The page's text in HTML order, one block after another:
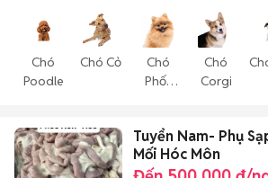
Chó
Poodle
Chó Cỏ
Chó
Phốc
Chó
Corgi
Tuyển Nam- Phụ
Mối Hóc Môn